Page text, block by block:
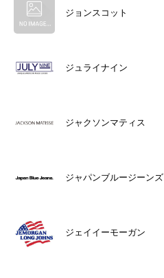
ジョンスコット
ジュライナイン
ジャクソンマティス
ジャパンブルージーンズ
ジェイイーモーガン